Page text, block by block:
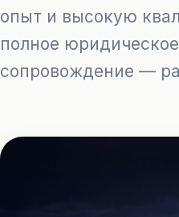
опыт и высокую
полное
сопровождение —